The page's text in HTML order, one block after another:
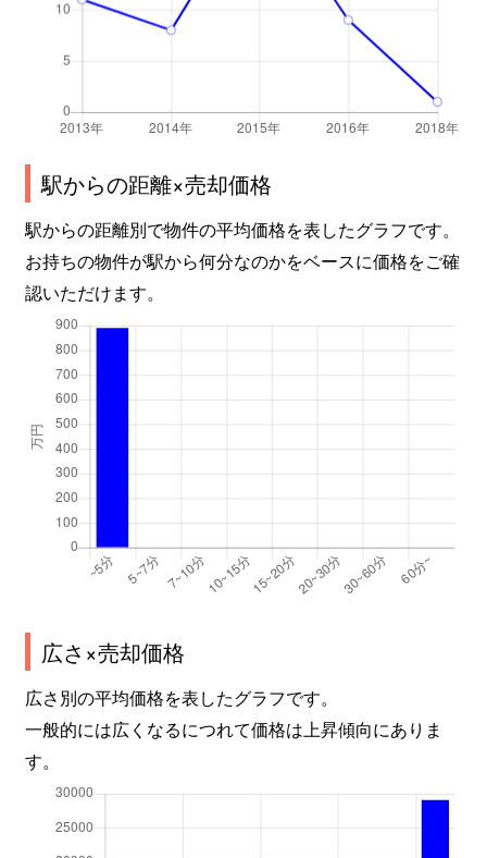
駅からの距離×売却価格
駅からの距離別で物件の平均価格を表したグラフです。
お持ちの物件が駅から何分なのかをベースに価格をご確
認いただけます。
広さ×売却価格
広さ別の平均価格を表したグラフです。
一般的には広くなるにつれて価格は上昇傾向にありま
す。